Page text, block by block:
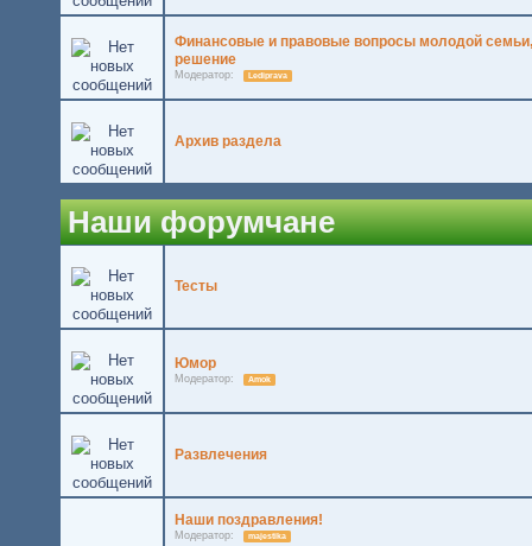
Финансовые и правовые вопросы молодой
решение
Модератор: Lediprava
Архив раздела
Наши форумчане
Тесты
Юмор
Модератор: Amok
Развлечения
Наши поздравления!
Модератор: majestika